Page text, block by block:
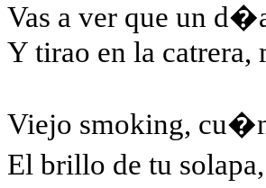
Vas a ver que un
Y tirao en la catrera,
Viejo smoking,
El brillo de tu